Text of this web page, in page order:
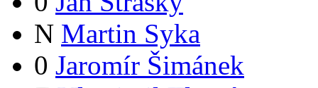
N Martin Syka
0 Jaromír Šimánek